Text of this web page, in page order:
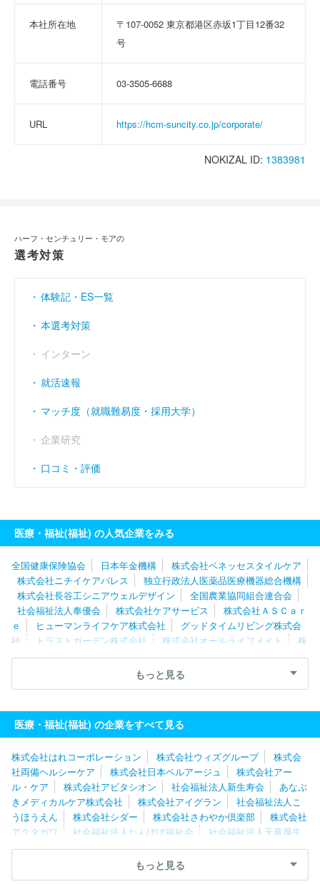
本社所在地
〒107-0052 東京都港区赤坂1丁目12番32
号
電話番号 03-3505-6688
URL https://hcm-suncity.co.jp/corporate/
NOKIZAL ID: 1383981
ハーフ・センチュリー・モアの
選考対策
体験記・ES一覧
本選考対策
インターン
就活速報
マッチ度（就職難易度・採用大学）
企業研究
口コミ・評価
医療・福祉(福祉) の人気企業をみる
全国健康保険協会 日本年金機構
株式会社ベネッセスタイルケア
株式会社ニチイケアパレス
独立行政法人医薬品医療機器総合機構
株式会社長谷工シニアウェルデザイン
全国農業協同組合連合会
社会福祉法人奉優会
株式会社ケアサービス
株式会社ＡＳＣａｒ
ｅ
ヒューマンライフケア株式会社
グッドタイムリビング株式会
社
トラストガーデン株式会社 株式会社オールライフメイト
株
式会社ヒューマンテック
株式会社シダー
株式会社ＲＡＲＥＣＲ
株式会社アイグラン
株式会社オン・
ザ・プラネット
両備ヘルシーケア
株式会社はれコーポレーション
株式会社やさ
しい手
株式会社やまねメディカル
株式会社日本デイケアセンタ
もっと見る
医療・福祉(福祉) の企業をすべて見る
株式会社はれコーポレーション 株式会社ウィズグループ
株式会
社両備ヘルシーケア
株式会社日本ベルアージュ
株式会社アー
ル・ケア
株式会社アビタシオン 社会福祉法人新生寿会
あなぶ
きメディカルケア株式会社
株式会社アイグラン
社会福祉法人こ
うほうえん
株式会社シダー 株式会社さわやか倶楽部
株式会社
アクタガワ
社会福祉法人たんぽぽ福祉会
社会福祉法人天竜厚生
会
株式会社ケア２１ ロングライフホールディング株式会社
社
医療法人豊岡会
社会福祉法人知多学
園
もっと見る